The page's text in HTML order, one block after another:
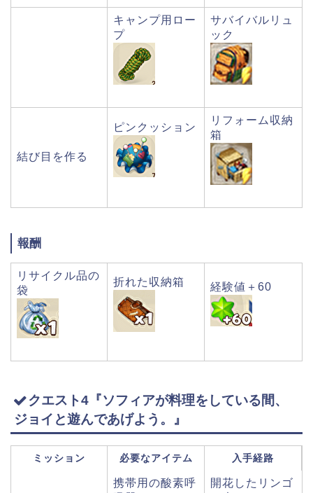
キャンプ用ロー
プ
サバイバルリュ
ック
結び目を作る
ピンクッション
リフォーム収納
箱
報酬
リサイクル品の
袋
折れた収納箱 経験値＋60
クエスト4『ソフィアが料理をしている間、
ジョイと遊んであげよう。』
ミッション 必要なアイテム 入手経路
携帯用の酸素呼
開花したリンゴ